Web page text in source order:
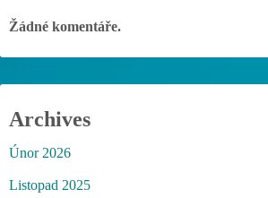
Žádné komentáře.
Archives
Únor 2026
Listopad 2025